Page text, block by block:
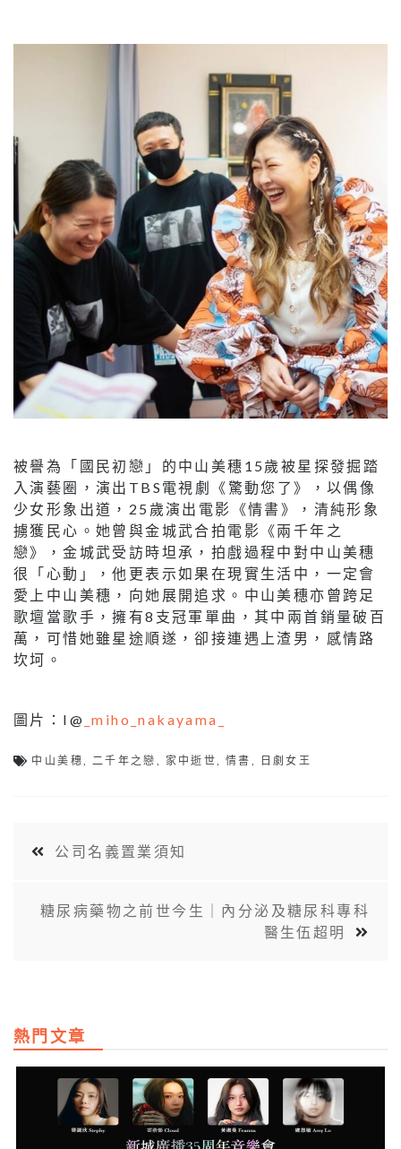
被譽為「國民初戀」的中山美穗15歲被星探發掘踏
入演藝圈，演出TBS電視劇《驚動您了》，以偶像
少女形象出道，25歲演出電影《情書》，清純形象
擄獲民心。她曾與金城武合拍電影《兩千年之
戀》，金城武受訪時坦承，拍戲過程中對中山美穗
很「心動」，他更表示如果在現實生活中，一定會
愛上中山美穗，向她展開追求。中山美穗亦曾跨足
歌壇當歌手，擁有8支冠軍單曲，其中兩首銷量破百
萬，可惜她雖星途順遂，卻接連遇上渣男，感情路
坎坷。
圖片：I@ _miho_nakayama_
中山美穗 二千年之戀 家中逝世 ,情書 日劇女王
公司名義置業須知
糖尿病藥物之前世今生｜內分泌及糖尿科專科
醫生伍超明
熱門文章